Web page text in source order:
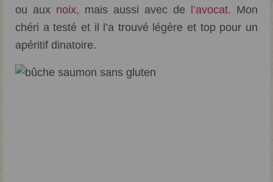
ou aux noix, mais aussi avec de l’avocat. Mon
chéri a testé et il l’a trouvé légère et top pour un
apéritif dinatoire.